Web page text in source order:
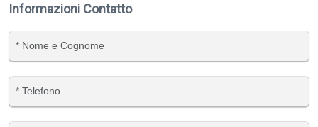
Informazioni Contatto